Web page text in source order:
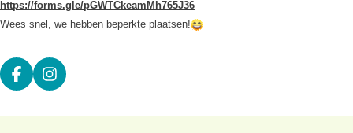
https://forms.gle/pGWTCkeamMh765J36
Wees snel, we hebben beperkte plaatsen!
Deel op facebook
Deel op Instagram